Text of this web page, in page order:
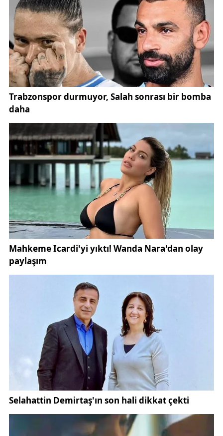
yılına giren bu savaşın daha fazla yıkım olmadan
sona ermesini arzu ediyoruz" dedi.
Cumhurbaşkanı Erdoğan , eski ABD Başkanı Donald
Trump ile gerçekleştirdiği görüşmenin samimi
geçtiğini belirterek, "100 milyar dolarlık ticaret
hacmi, karşılıklı engeller ve birçok meseleyi ele
aldık. Sayın Trump’ın ikinci döneminde Türk-
Amerikan ilişkilerinin farklı bir ivme yakalaması
mümkündür" dedi.
Konuşmasında Çanakkale Zaferi'nin 110. yıl
dönümünü de anan Erdoğan, Nevruz kutlamalarına
değinerek, "Baharın müjdecisi olan Nevruz'u büyük
coşkuyla kutladık. Bu yıl geçmiş yıllara kıyasla daha
huzurlu bir Nevruz geçirdik" ifadelerini kullandı.
Nevruz'un resmi bayram olarak kutlanmasını arzu
ettiklerini belirten Erdoğan, bazı olumsuz olayların
yaşandığını ancak genel olarak kutlamaların
gerilimsiz gerçekleştiğini ifade etti.
Muhalefetin eleştirilerine sert tepki gösteren
Erdoğan, "Polisimizin çocuklara pamuk şeker ikram
etmesini bile eleştiri konusu yapıyorlar. Ancak sokak
teröristlerine kucak açanlar, polise yapılan saldırılara
sessiz kalıyor" dedi.
Erdoğan, Türkiye'nin terörle mücadelesinde önemli
ilerlemeler kaydettiğini vurgulayarak, "Terörsüz
Türkiye hedefine yaklaştıkça bu tür hezeyanlara
daha çok şahit olacağız. Türk, Kürt, Arap, Sünni,
Alevi, Çerkezi, Lazıyla 85 milyonun emanetini
taşıyoruz. Kutuplaşma yerine kucaklaşmayı, nefret